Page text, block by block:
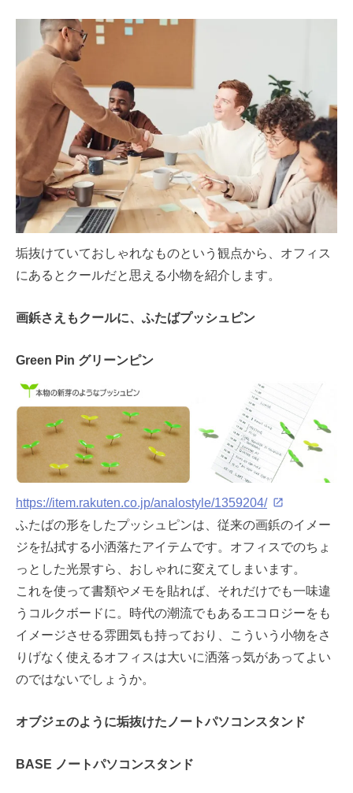
垢抜けていておしゃれなものという観点から、オフィス
にあるとクールだと思える小物を紹介します。
画鋲さえもクールに、ふたばプッシュピン
Green Pin グリーンピン
https://item.rakuten.co.jp/analostyle/1359204/
ふたばの形をしたプッシュピンは、従来の画鋲のイメー
ジを払拭する小洒落たアイテムです。オフィスでのちょ
っとした光景すら、おしゃれに変えてしまいます。
これを使って書類やメモを貼れば、それだけでも一味違
うコルクボードに。時代の潮流でもあるエコロジーをも
イメージさせる雰囲気も持っており、こういう小物をさ
りげなく使えるオフィスは大いに洒落っ気があってよい
のではないでしょうか。
オブジェのように垢抜けたノートパソコンスタンド
BASE ノートパソコンスタンド